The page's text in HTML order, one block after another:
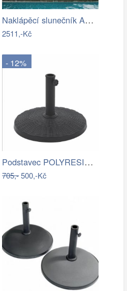
Naklápěcí slunečník ASL-E1116 Autronic
2511,-Kč
- 12%
Podstavec POLYRESIN 10kg ROJAPLAST
705,-500,-Kč